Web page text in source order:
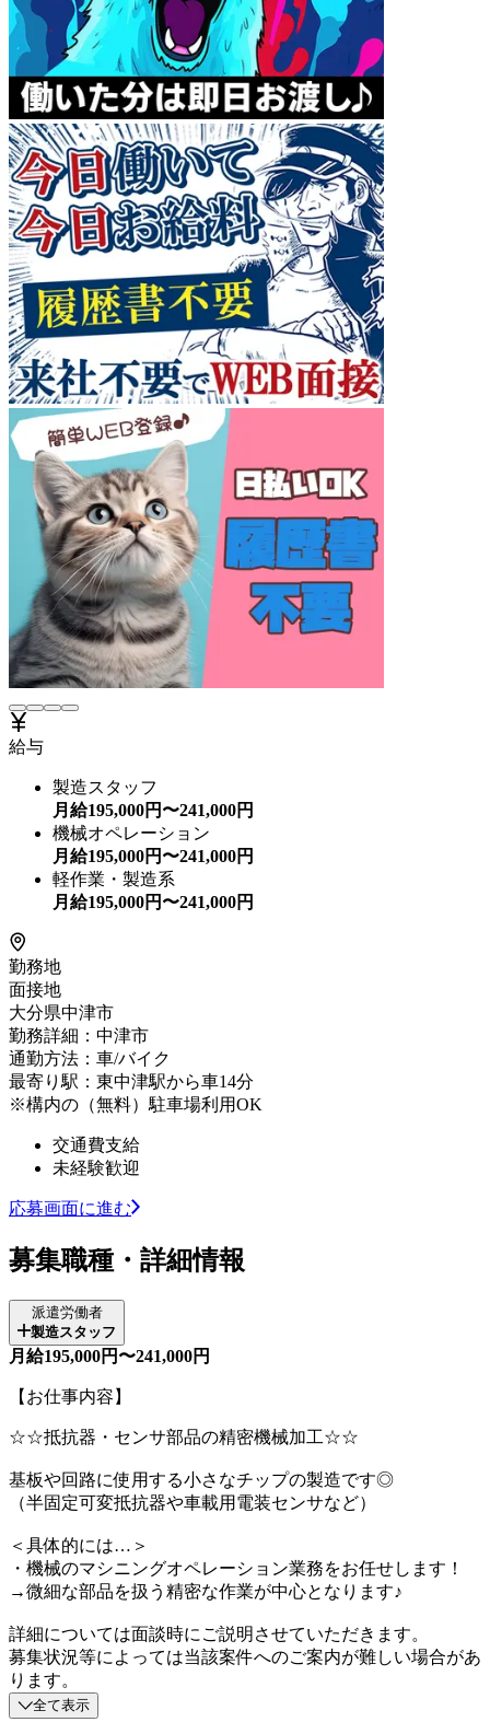
給与
製造スタッフ
月給195,000円〜241,000円
機械オペレーション
月給195,000円〜241,000円
軽作業・製造系
月給195,000円〜241,000円
勤務地
面接地
大分県中津市
勤務詳細：中津市
通勤方法：車/バイク
最寄り駅：東中津駅から車14分
※構内の（無料）駐車場利用OK
交通費支給
未経験歓迎
応募画面に進む
募集職種・詳細情報
派遣労働者
製造スタッフ
月給195,000円〜241,000円
【お仕事内容】
☆☆抵抗器・センサ部品の精密機械加工☆☆
基板や回路に使用する小さなチップの製造です◎
（半固定可変抵抗器や車載用電装センサなど）
＜具体的には…＞
・機械のマシニングオペレーション業務をお任せします！
→微細な部品を扱う精密な作業が中心となります♪
詳細については面談時にご説明させていただきます。
募集状況等によっては当該案件へのご案内が難しい場合があ
ります。
全て表示